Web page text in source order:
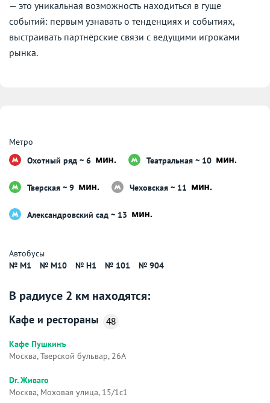
— это уникальная возможность находиться в гуще
событий: первым узнавать о тенденциях и событиях,
выстраивать партнёрские связи с ведущими игроками
рынка.
Метро
Охотный ряд ~ 6
Театральная ~ 10
Тверская ~ 9 Чеховская ~ 11
Александровский сад ~ 13
Автобусы
№ М1
№ М10 № Н1 № 101 № 904
В радиусе 2 км находятся:
Кафе и рестораны 48
Кафе Пушкинъ
Москва, Тверской бульвар, 26А
Dr. Живаго
Москва, Моховая улица, 15/1с1